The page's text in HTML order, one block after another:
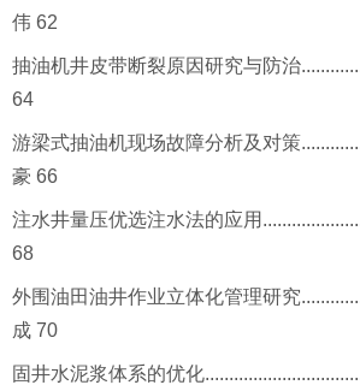
伟 62
抽油机井皮带断裂原因研究与防治
64
游梁式抽油机现场故障分析及对策
豪 66
注水井量压优选注水法的应用
68
外围油田油井作业立体化管理研究
成 70
固井水泥浆体系的优化